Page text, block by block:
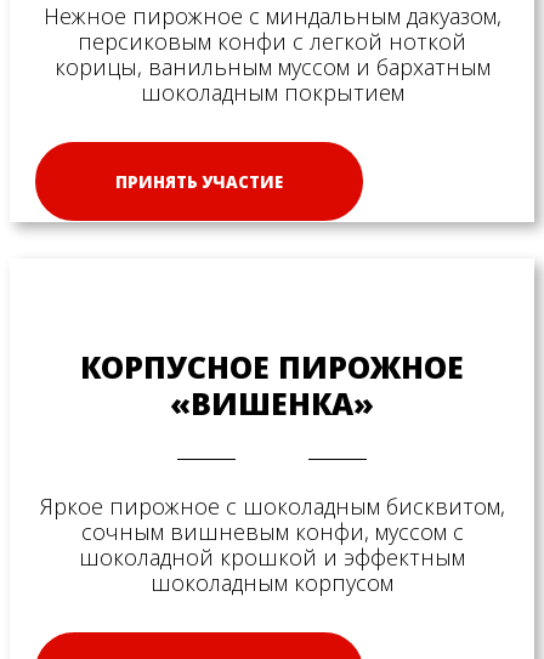
Нежное пирожное с миндальным дакуазом,
персиковым конфи с легкой ноткой
корицы, ванильным муссом и бархатным
шоколадным покрытием
ПРИНЯТЬ УЧАСТИЕ
КОРПУСНОЕ ПИРОЖНОЕ
«ВИШЕНКА»
Яркое пирожное с шоколадным бисквитом,
сочным вишневым конфи, муссом с
шоколадной крошкой и эффектным
шоколадным корпусом